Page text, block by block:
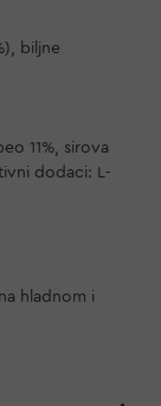
biljne
11%, sirova
dodaci: L-
hladnom i